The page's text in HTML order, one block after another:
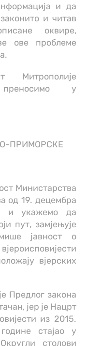
и да
и читав
оквире,
ове проблеме
Митрополије
преносимо у
ПРИМОРСКЕ
Министарства
од 19. децембра
и укажемо да
пут, замјењује
јавност о
вјерских
Предлог закона
јер је Нацрт
из 2015.
стајао у
столови